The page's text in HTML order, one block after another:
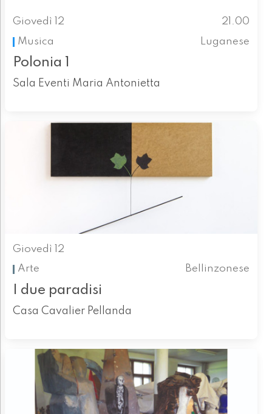
Giovedì 12
21.00
Musica
Luganese
Polonia 1
Sala Eventi Maria Antonietta
Giovedì 12
Arte
Bellinzonese
I due paradisi
Casa Cavalier Pellanda